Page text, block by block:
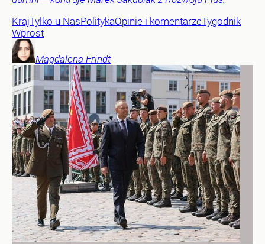
KrajTylko u NasPolitykaOpinie i komentarzeTygodnik
Wprost
Magdalena Frindt